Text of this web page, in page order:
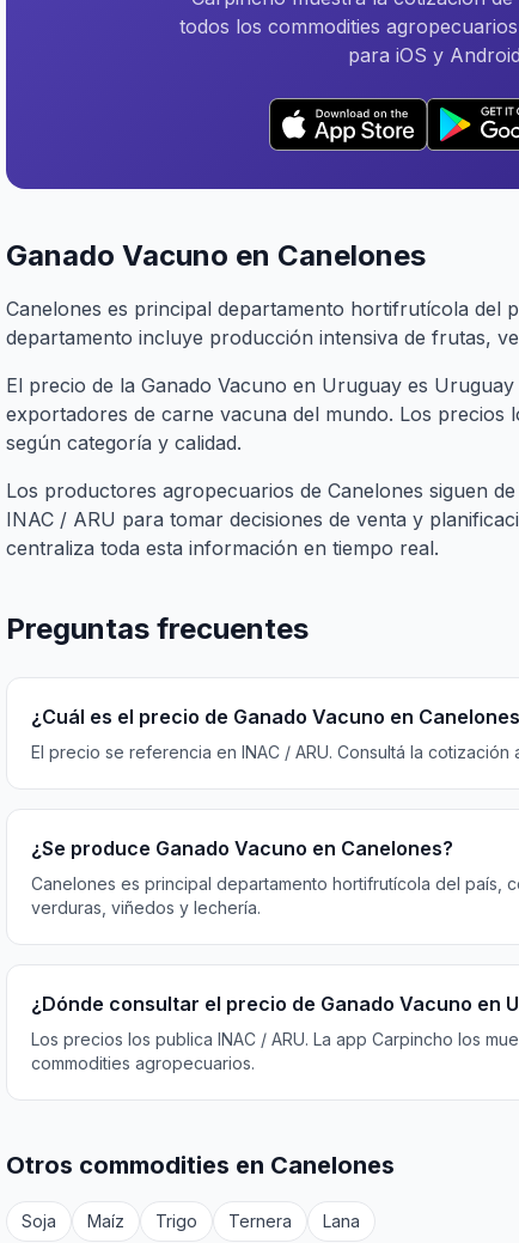
todos los commodities
para iOS y
Ganado Vacuno en Canelones
Canelones es principal departamento hortifrutícola del
departamento incluye producción intensiva de frutas,
El precio de la Ganado Vacuno en Uruguay es
exportadores de carne vacuna del mundo. Los precios
según categoría y calidad.
Los productores agropecuarios de Canelones siguen
INAC / ARU para tomar decisiones de venta y
centraliza toda esta información en tiempo real.
Preguntas frecuentes
¿Cuál es el precio de Ganado Vacuno en
El precio se referencia en INAC / ARU. Consultá la
¿Se produce Ganado Vacuno en Canelones?
Canelones es principal departamento hortifrutícola del país,
verduras, viñedos y lechería.
¿Dónde consultar el precio de Ganado Vacuno en
Los precios los publica INAC / ARU. La app Carpincho los
commodities agropecuarios.
Otros commodities en Canelones
Soja Maíz Trigo Ternera Lana